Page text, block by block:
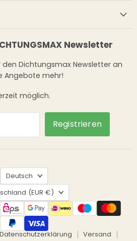
Newsletter
den Dichtungsmax Newsletter an
Angebote mehr!
möglich.
Registrieren
Sprache
Deutsch
(EUR €)
Datenschutzerklärung
Versand